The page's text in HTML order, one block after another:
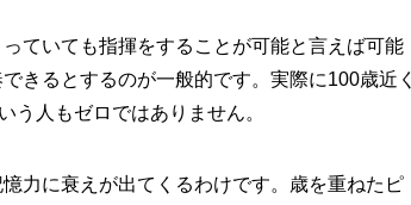
ていても指揮をすることが可能と言えば可能
きるとするのが一般的です。実際に100歳近く
う人もゼロではありません。
力に衰えが出てくるわけです。歳を重ねたピ